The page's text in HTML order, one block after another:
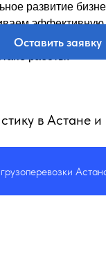
развитие
эффективную
и высокий уровень
работы.
Оставить заявку
в Астане
Астана,